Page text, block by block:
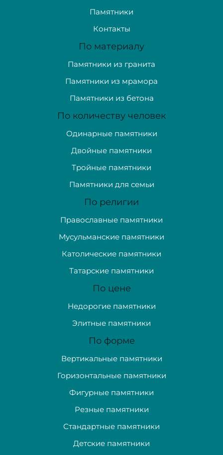
Памятники
Контакты
По материалу
Памятники из гранита
Памятники из мрамора
Памятники из бетона
По количеству человек
Одинарные памятники
Двойные памятники
Тройные памятники
Памятники для семьи
По религии
Православные памятники
Мусульманские памятники
Католические памятники
Татарские памятники
По цене
Недорогие памятники
Элитные памятники
По форме
Вертикальные памятники
Горизонтальные памятники
Фигурные памятники
Резные памятники
Стандартные памятники
Детские памятники